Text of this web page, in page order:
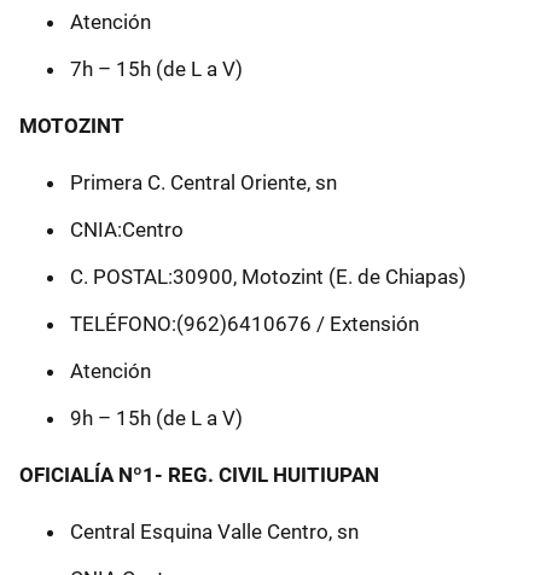
Atención
7h – 15h (de L a V)
MOTOZINT
Primera C. Central Oriente, sn
CNIA:Centro
C. POSTAL:30900, Motozint (E. de Chiapas)
TELÉFONO:(962)6410676 / Extensión
Atención
9h – 15h (de L a V)
OFICIALÍA Nº1- REG. CIVIL HUITIUPAN
Central Esquina Valle Centro, sn